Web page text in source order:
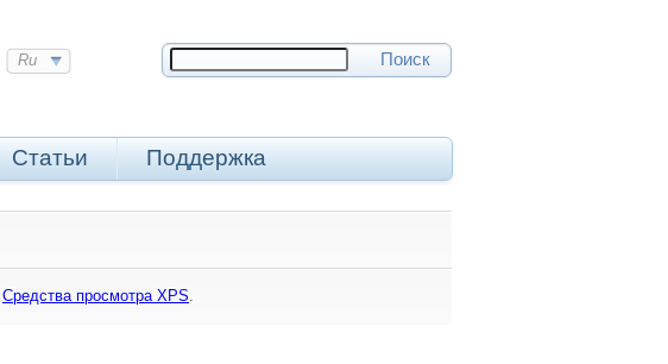
Ru Поиск
Статьи
Поддержка
Средства просмотра XPS.